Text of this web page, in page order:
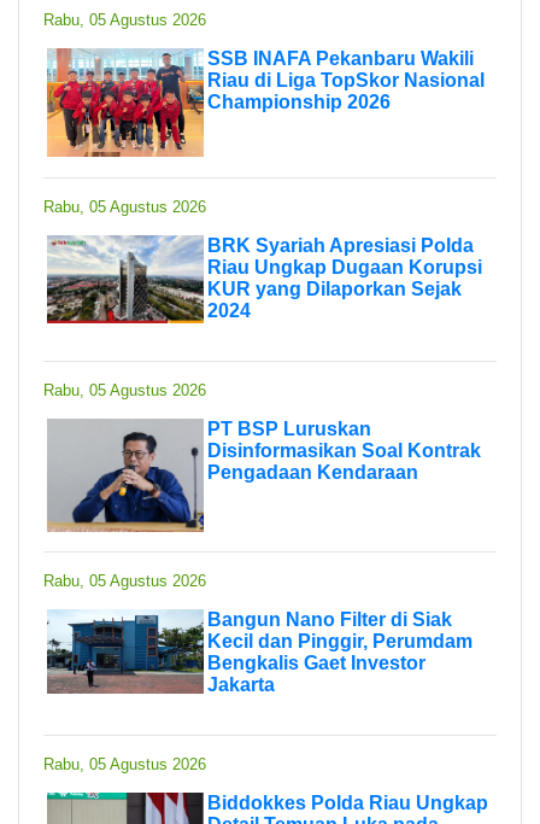
Rabu, 05 Agustus 2026
SSB INAFA Pekanbaru Wakili
Riau di Liga TopSkor Nasional
Championship 2026
Rabu, 05 Agustus 2026
BRK Syariah Apresiasi Polda
Riau Ungkap Dugaan Korupsi
KUR yang Dilaporkan Sejak
2024
Rabu, 05 Agustus 2026
PT BSP Luruskan
Disinformasikan Soal Kontrak
Pengadaan Kendaraan
Rabu, 05 Agustus 2026
Bangun Nano Filter di Siak
Kecil dan Pinggir, Perumdam
Bengkalis Gaet Investor
Jakarta
Rabu, 05 Agustus 2026
Biddokkes Polda Riau Ungkap